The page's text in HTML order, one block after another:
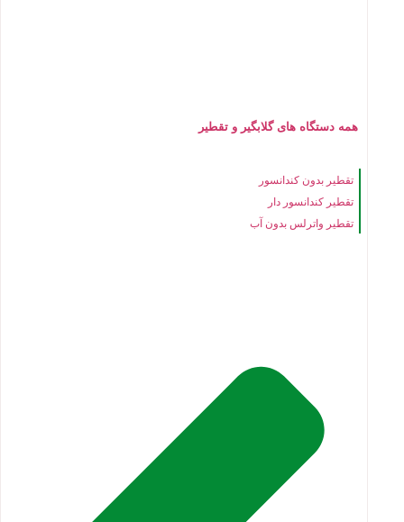
همه دستگاه های گلابگیر و تقطیر
تقطیر بدون کندانسور
تقطیر کندانسور دار
تقطیر واترلس بدون آب